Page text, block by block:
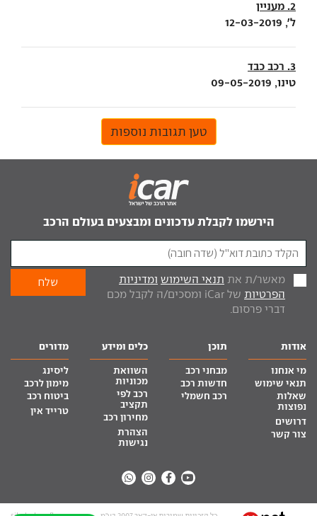
2. מעניין
ל', 12-03-2019
3. רכב כבד
טינו, 09-05-2019
טען תגובות נוספות
הירשמו לקבלת עדכונים ומבצעים בעולם הרכב
מאשר/ת את תנאי השימוש ומדיניות
הפרטיות
של iCar ומסכים/ה לקבל מכם
דברי פרסום.
אודות
מי אנחנו
תנאי שימוש
שאלות
נפוצות
דרושים
צור קשר
תוכן
מבחני רכב
חדשות רכב
רכב חשמלי
כלים ומידע
השוואת
מכוניות
רכב לפי
תקציב
מחירון רכב
הצהרת
נגישות
מדורים
ליסינג
מימון לרכב
ביטוח רכב
טרייד אין